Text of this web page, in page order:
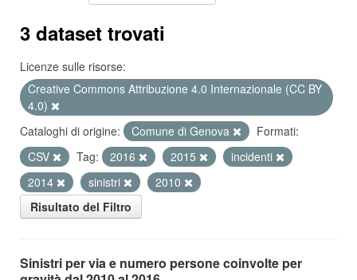
3 dataset trovati
Licenze sulle risorse:
Creative Commons Attribuzione 4.0 Internazionale (CC BY
4.0)
Cataloghi di origine:
Comune di Genova
Formati:
CSV
Tag: 2016 2015
incidenti
2014
sinistri
2010
Risultato del Filtro
Sinistri per via e numero persone coinvolte per